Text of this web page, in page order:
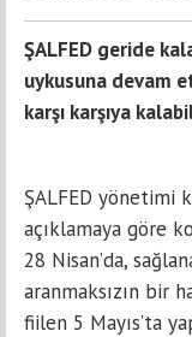
ŞALFED geride
uykusuna devam
karşı karşıya
ŞALFED yönetimi
açıklamaya göre
28 Nisan’da,
aranmaksızın bir
fiilen 5 Mayıs’ta